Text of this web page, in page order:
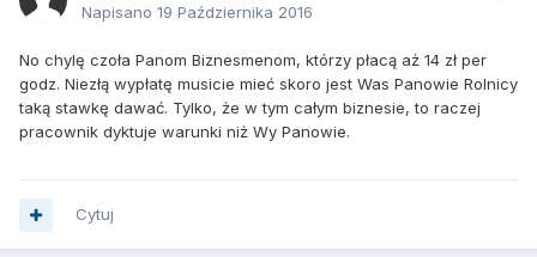
Napisano 19 Października 2016
No chylę czoła Panom Biznesmenom, którzy płacą aż 14 zł per
godz. Niezłą wypłatę musicie mieć skoro jest Was Panowie Rolnicy
taką stawkę dawać. Tylko, że w tym całym biznesie, to raczej
pracownik dyktuje warunki niż Wy Panowie.
Cytuj